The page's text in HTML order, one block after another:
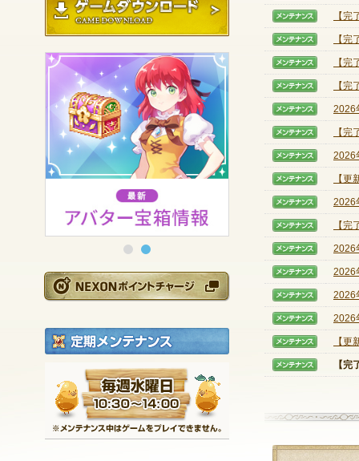
NEXONポイントチ
定期メンテナンス
毎週水曜日 10:30
【メ
【
【メ
【
【メ
【
【メ
【
【メ
2026
【メ
【
【メ
2026
【メ
【
【メ
2026
【メ
【
【メ
2026
【メ
2026
【メ
2026
【メ
2026
【メ
【
【メ
【